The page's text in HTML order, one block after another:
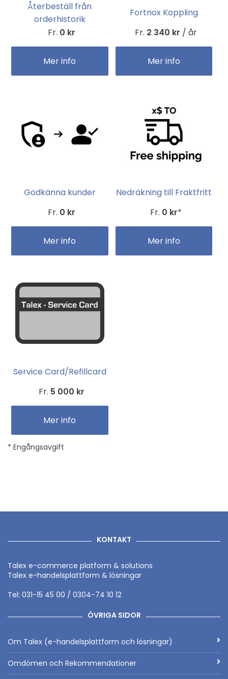
Återbeställ från
orderhistorik
Fr. 0 kr
Mer info
Fortnox Koppling
Fr. 2 340 kr / år
Mer info
Godkänna kunder
Fr. 0 kr
Mer info
Nedräkning till Fraktfritt
Fr. 0 kr*
Mer info
Service Card/Refillcard
Fr. 5 000 kr
Mer info
* Engångsavgift
KONTAKT
Talex e-commerce platform & solutions
Talex e-handelsplattform & lösningar
Tel: 031-15 45 00 / 0304-74 10 12
ÖVRIGA SIDOR
Om Talex (e-handelsplattform och lösningar)
Omdömen och Rekommendationer